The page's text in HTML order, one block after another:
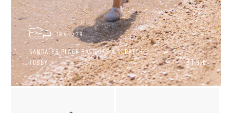
19 29
SANDALES PLAGE BASIQUES À SCRATCH
TOBBY
31,95€